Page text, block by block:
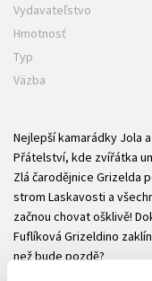
Vydavateľstvo
Hmotnosť
Typ
Väzba
Nejlepší kamarádky Jola
Přátelství, kde zvířátka
Zlá čarodějnice Grizelda
strom Laskavosti a
začnou chovat ošklivě!
Fuflíková Grizeldino
než bude pozdě?